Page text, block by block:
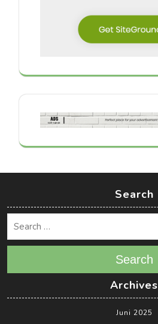
Search
Search
Archives
Juni 2025